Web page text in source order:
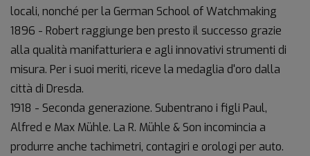
locali, nonché per la German School of Watchmaking
1896 - Robert raggiunge ben presto il successo grazie
alla qualità manifatturiera e agli innovativi strumenti di
misura. Per i suoi meriti, riceve la medaglia d'oro dalla
città di Dresda.
1918 - Seconda generazione. Subentrano i figli Paul,
Alfred e Max Mühle. La R. Mühle & Son incomincia a
produrre anche tachimetri, contagiri e orologi per auto.